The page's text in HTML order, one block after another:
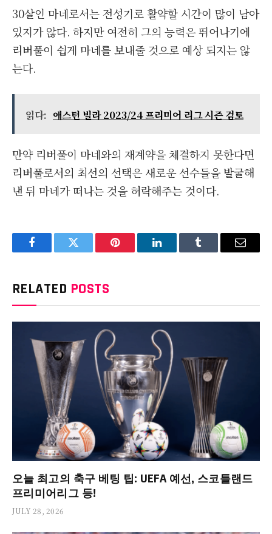
30살인 마네로서는 전성기로 활약할 시간이 많이 남아
있지가 않다. 하지만 여전히 그의 능력은 뛰어나기에
리버풀이 쉽게 마네를 보내줄 것으로 예상 되지는 않
는다.
읽다: 애스턴 빌라 2023/24 프리미어 리그 시즌 검토
만약 리버풀이 마네와의 재계약을 체결하지 못한다면
리버풀로서의 최선의 선택은 새로운 선수들을 발굴해
낸 뒤 마네가 떠나는 것을 허락해주는 것이다.
FacebookTwitter Pinterest LinkedInTumblr Email
RELATED POSTS
오늘 최고의 축구 베팅 팁: UEFA 예선, 스코틀랜드
프리미어리그 등!
JULY 28, 2026